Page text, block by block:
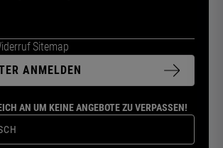
Sitemap
ANMELDEN
AN UM KEINE ANGEBOTE ZU VERPASSEN!